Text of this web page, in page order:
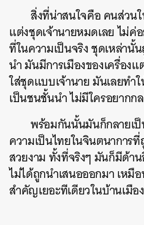
สิ่งที่น่าสนใจคือคนส่วน
แต่งชุดเจ้านายหมดเลย ไม่ค่
ที่ในความเป็นจริง ชุดเหล่านั้
นำ มันมีการเมืองของเครื่อง
ใส่ชุดแบบเจ้านาย มันเลยทำ
เป็นชนชั้นนำ ไม่มีใครอยากก
พร้อมกันนั้นมันก็กลายเป็
ความเป็นไทยในจินตนาการ
สวยงาม ทั้งที่จริงๆ มันก็มีด้า
ไม่ได้ถูกนำเสนอออกมา เห
สำคัญเยอะทีเดียวในบ้านเมือ